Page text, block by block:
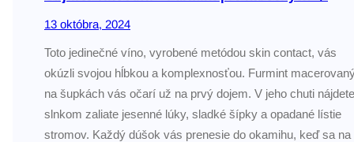
13 októbra, 2024
Toto jedinečné víno, vyrobené metódou skin contact, vás
okúzli svojou hĺbkou a komplexnosťou. Furmint
na šupkách vás očarí už na prvý dojem. V jeho chuti nájdete
slnkom zaliate jesenné lúky, sladké šípky a opadané lístie
stromov. Každý dúšok vás prenesie do okamihu, keď sa na